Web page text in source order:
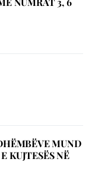
MUND
KUJTESËS NË